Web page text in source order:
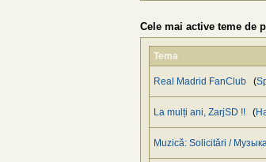
Cele mai active teme de
Tema
Real Madrid FanClub (
La mulți ani, ZarjSD !! (
Muzică: Solicitări /